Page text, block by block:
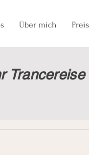
Über mich